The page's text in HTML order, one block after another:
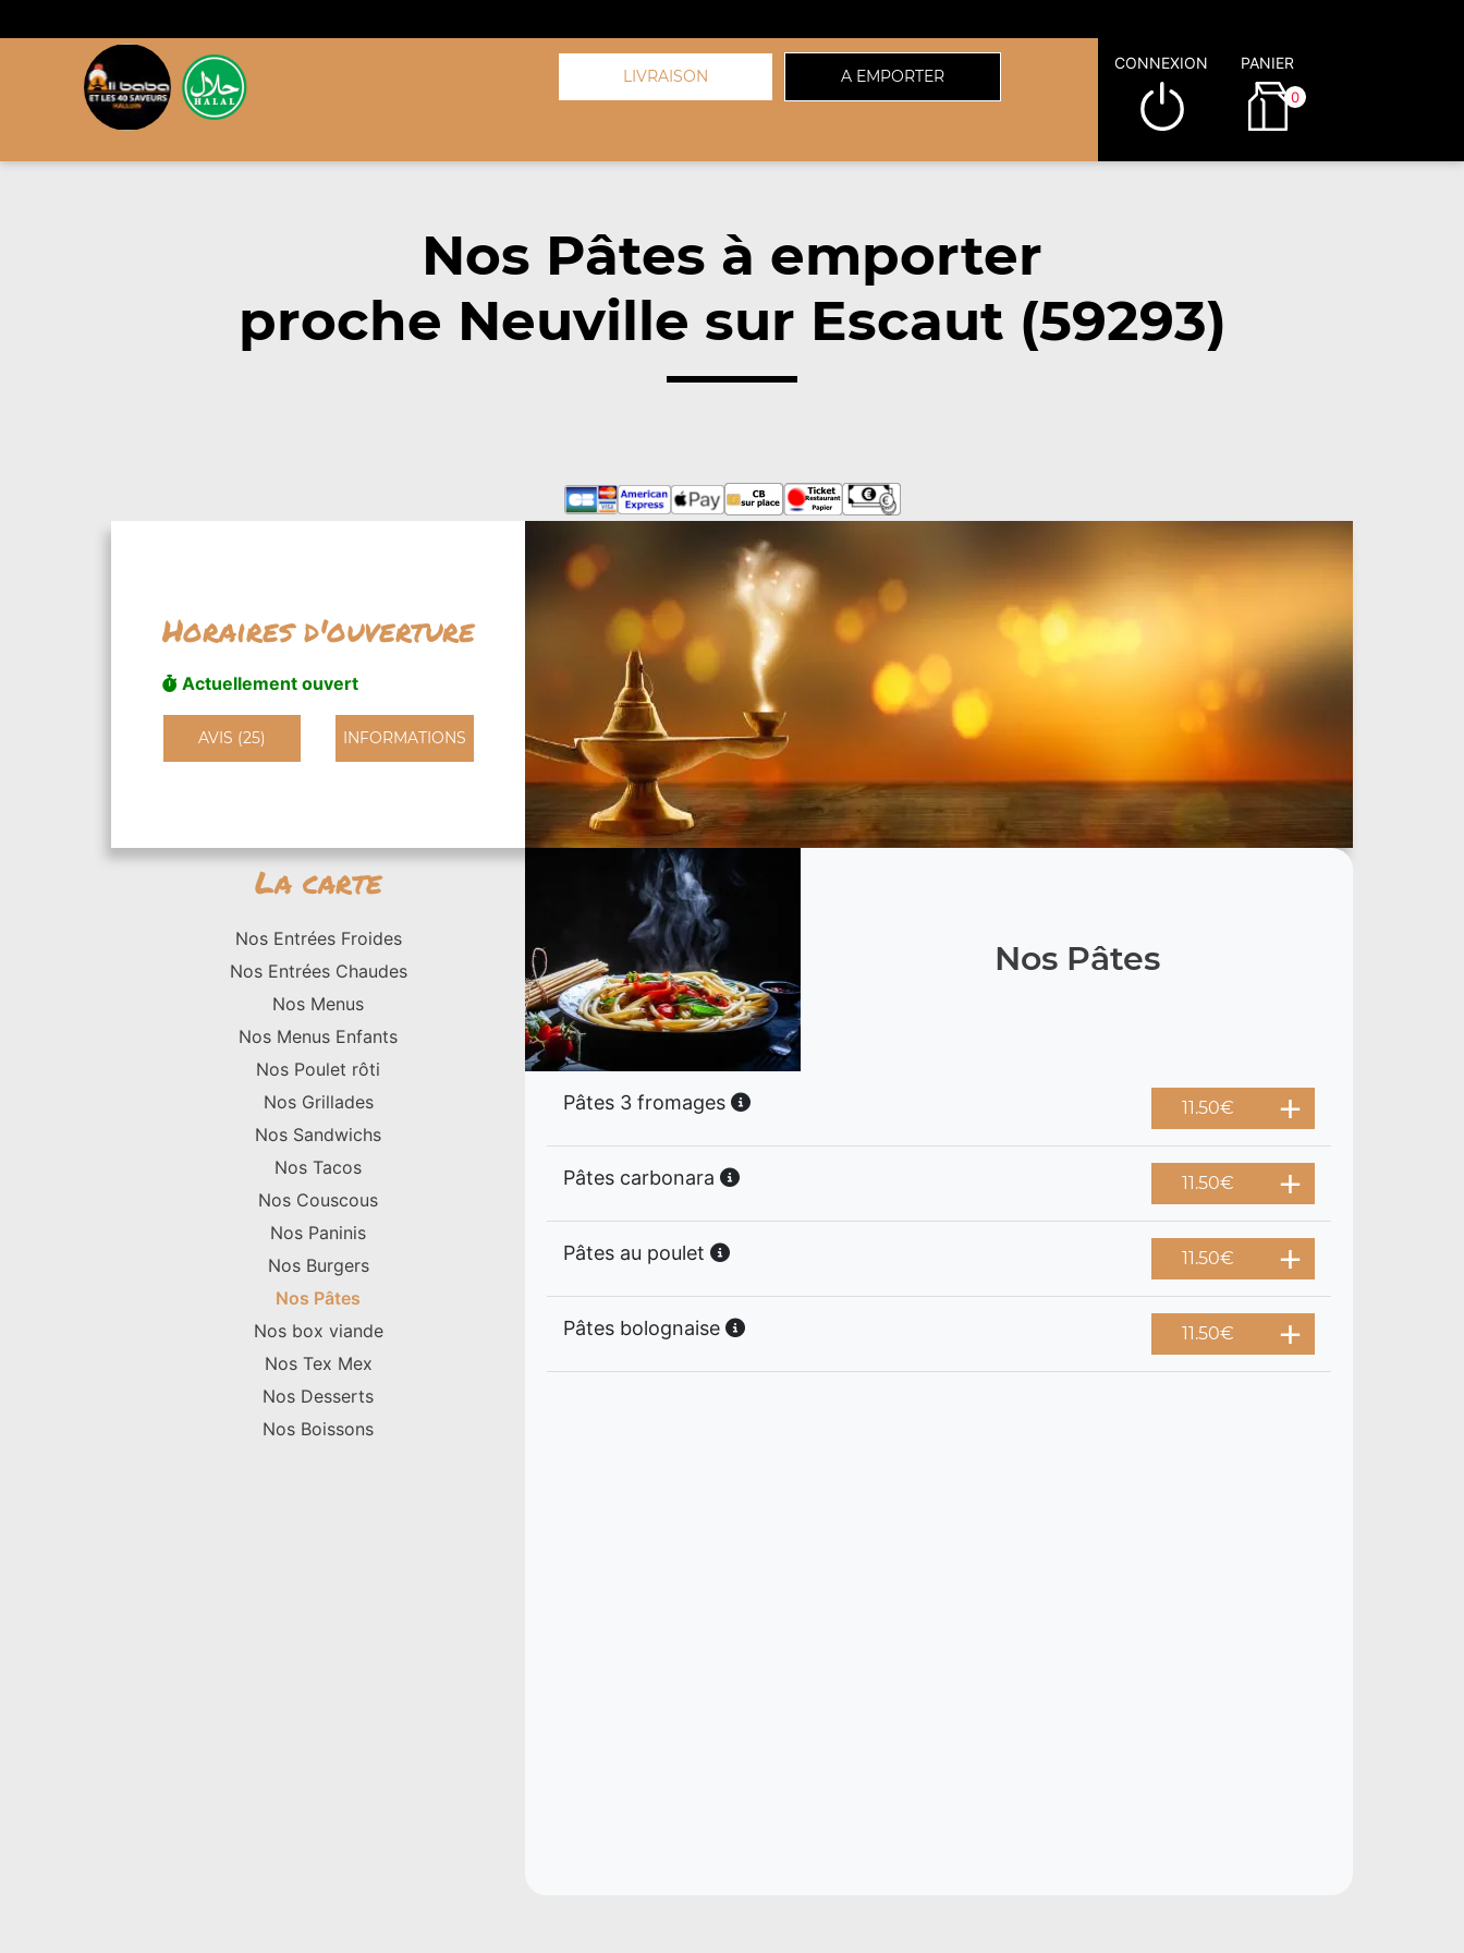
LIVRAISON A EMPORTER
CONNEXION PANIER
0
Nos Pâtes à emporter
proche Neuville sur Escaut (59293)
Horaires d'ouverture
Actuellement ouvert
AVIS (25) INFORMATIONS
La carte
Nos Entrées Froides
Nos Entrées Chaudes
Nos Menus
Nos Menus Enfants
Nos Poulet rôti
Nos Grillades
Nos Sandwichs
Nos Tacos
Nos Couscous
Nos Paninis
Nos Burgers
Nos Pâtes
Nos box viande
Nos Tex Mex
Nos Desserts
Nos Boissons
Nos Pâtes
Pâtes 3 fromages 11.50€
Pâtes carbonara 11.50€
Pâtes au poulet 11.50€
Pâtes bolognaise 11.50€